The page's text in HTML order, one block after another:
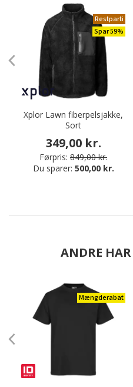
Restparti
Spar 59%
Xplor Lawn fiberpelsjakke,
Sort
349,00 kr.
Førpris: 849,00 kr.
Du sparer: 500,00 kr.
ANDRE
Mængderabat